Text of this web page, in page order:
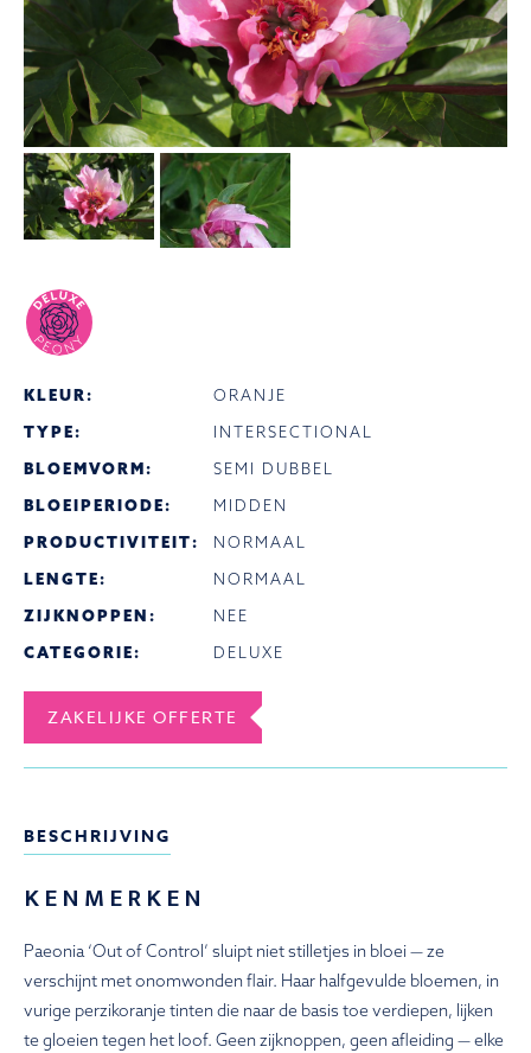
KLEUR:
ORANJE
TYPE:
INTERSECTIONAL
BLOEMVORM:
SEMI DUBBEL
BLOEIPERIODE:
MIDDEN
PRODUCTIVITEIT:
NORMAAL
LENGTE:
NORMAAL
ZIJKNOPPEN:
NEE
CATEGORIE:
DELUXE
ZAKELIJKE OFFERTE
BESCHRIJVING
KENMERKEN
Paeonia ‘Out of Control’ sluipt niet stilletjes in bloei — ze
verschijnt met onomwonden flair. Haar halfgevulde bloemen, in
vurige perzikoranje tinten die naar de basis toe verdiepen, lijken
te gloeien tegen het loof. Geen zijknoppen, geen afleiding — elke